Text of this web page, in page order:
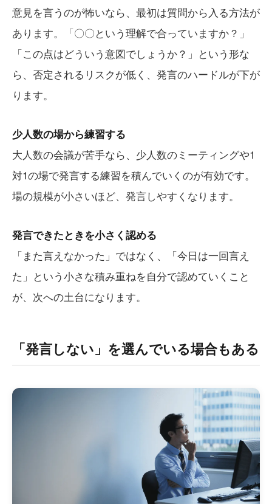
意見を言うのが怖いなら、最初は質問から入る方法が
あります。「〇〇という理解で合っていますか？」
「この点はどういう意図でしょうか？」という形な
ら、否定されるリスクが低く、発言のハードルが下が
ります。
少人数の場から練習する
大人数の会議が苦手なら、少人数のミーティングや1
対1の場で発言する練習を積んでいくのが有効です。
場の規模が小さいほど、発言しやすくなります。
発言できたときを小さく認める
「また言えなかった」ではなく、「今日は一回言え
た」という小さな積み重ねを自分で認めていくこと
が、次への土台になります。
「発言しない」を選んでいる場合もある